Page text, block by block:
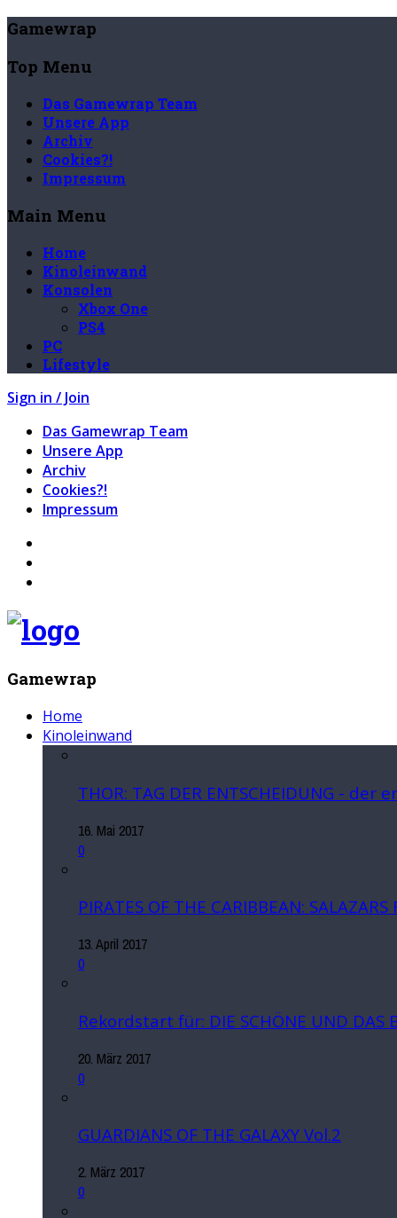
Gamewrap
Top Menu
Das Gamewrap Team
Unsere App
Archiv
Cookies?!
Impressum
Main Menu
Home
Kinoleinwand
Konsolen
Xbox One
PS4
PC
Lifestyle
Sign in / Join
Das Gamewrap Team
Unsere App
Archiv
Cookies?!
Impressum
Gamewrap
Home
Kinoleinwand
THOR: TAG DER ENTSCHEIDUNG -
16. Mai 2017
0
PIRATES OF THE CARIBBEAN: SALAZARS
13. April 2017
0
Rekordstart für: DIE SCHÖNE UND DAS
20. März 2017
0
GUARDIANS OF THE GALAXY Vol.2
2. März 2017
0